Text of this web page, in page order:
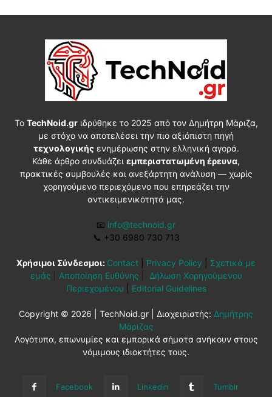
Το TechNoid.grιδρύθηκε το 2025 από τον Δημήτρη Μάριζα,
με στόχο να αποτελέσει την πιο αξιόπιστη πηγή
τεχνολογικήςενημέρωσης στην ελληνική αγορά.
Κάθε άρθρο συνδυάζει εμπεριστατωμένη έρευνα,
πρακτικές συμβουλές και ανεξάρτητη ανάλυση — χωρίς
χορηγούμενο περιεχόμενο που επηρεάζει την
αντικειμενικότητά μας.
📧 info@technoid.gr
📞 +30 6980 730 713
Χρήσιμοι Σύνδεσμοι: Contact Privacy Policy
Σχετικά με
εμάς
Αποποίηση Ευθύνης
Δήλωση Χορηγούμενου
Περιεχομένου
Editorial Guidelines
Copyright © 2026 | TechNoid.gr | Διαχειριστής: Δημήτρης
Μάριζας
Λογότυπα, επωνυμίες και εμπορικά σήματα ανήκουν στους
νόμιμους ιδιοκτήτες τους.
Facebook Linkedin Tumblr